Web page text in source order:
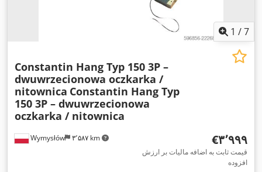
1 /7
Wymysłów ۳٬۵۸۷ km
Constantin Hang Typ 150 3P –
dwuwrzecionowa oczkarka /
nitownica Constantin Hang Typ
150 3P – dwuwrzecionowa
oczkarka / nitownica
‎€۳٬۹۹۹
قیمت ثابت به اضافه مالیات بر ارزش
افزوده